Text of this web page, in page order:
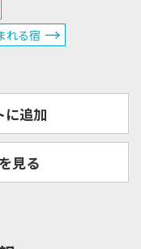
れる宿
に追加
見る